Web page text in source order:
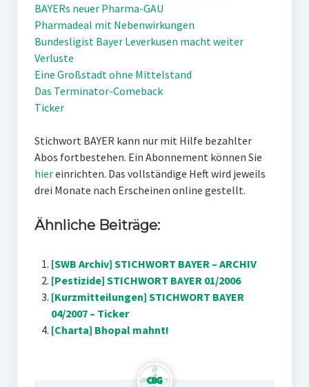
BAYERs neuer Pharma-GAU
Pharmadeal mit Nebenwirkungen
Bundesligist Bayer Leverkusen macht weiter
Verluste
Eine Großstadt ohne Mittelstand
Das Terminator-Comeback
Ticker
Stichwort BAYER kann nur mit Hilfe bezahlter
Abos fortbestehen. Ein Abonnement können Sie
hiereinrichten. Das vollständige Heft wird jeweils
drei Monate nach Erscheinen online gestellt.
Ähnliche Beiträge:
[SWB Archiv] STICHWORT BAYER – ARCHIV
[Pestizide] STICHWORT BAYER 01/2006
[Kurzmitteilungen] STICHWORT BAYER
04/2007 – Ticker
[Charta] Bhopal mahnt!